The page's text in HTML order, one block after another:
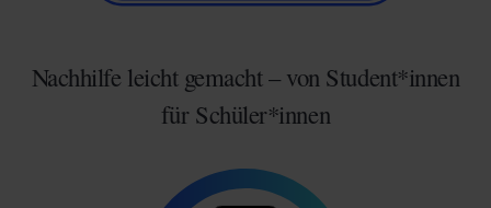
Nachhilfe leicht gemacht – von Student*innen
für Schüler*innen